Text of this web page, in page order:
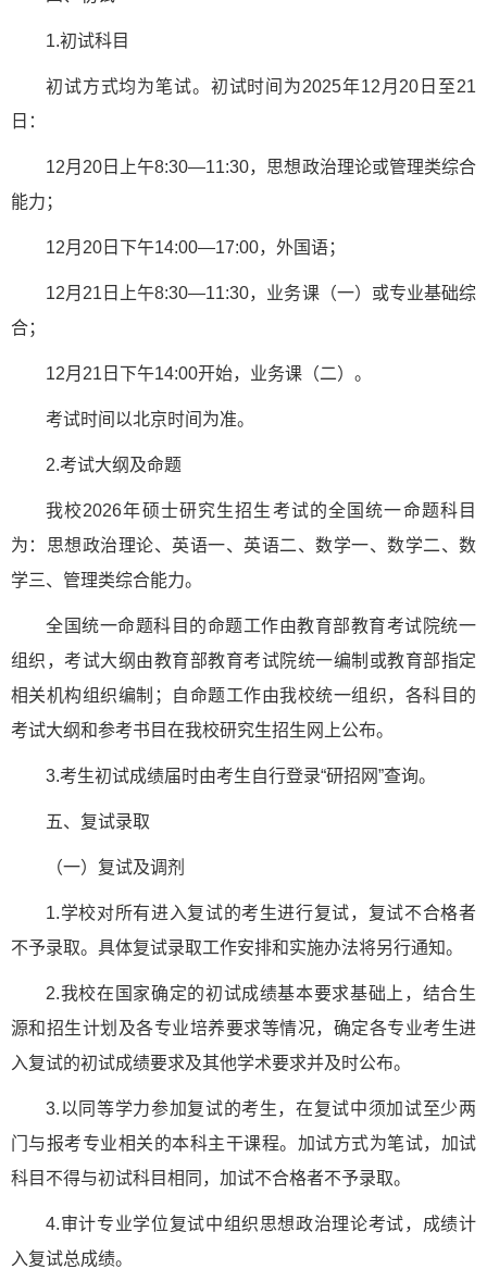
1.初试科目
初试方式均为笔试。初试时间为2025年12月20日至21
日：
12月20日上午8:30—11:30，思想政治理论或管理类综合
能力；
12月20日下午14:00—17:00，外国语；
12月21日上午8:30—11:30，业务课（一）或专业基础综
合；
12月21日下午14:00开始，业务课（二）。
考试时间以北京时间为准。
2.考试大纲及命题
我校2026年硕士研究生招生考试的全国统一命题科目
为：思想政治理论、英语一、英语二、数学一、数学二、数
学三、管理类综合能力。
全国统一命题科目的命题工作由教育部教育考试院统一
组织，考试大纲由教育部教育考试院统一编制或教育部指定
相关机构组织编制；自命题工作由我校统一组织，各科目的
考试大纲和参考书目在我校研究生招生网上公布。
3.考生初试成绩届时由考生自行登录“研招网”查询。
五、复试录取
（一）复试及调剂
1.学校对所有进入复试的考生进行复试，复试不合格者
不予录取。具体复试录取工作安排和实施办法将另行通知。
2.我校在国家确定的初试成绩基本要求基础上，结合生
源和招生计划及各专业培养要求等情况，确定各专业考生进
入复试的初试成绩要求及其他学术要求并及时公布。
3.以同等学力参加复试的考生，在复试中须加试至少两
门与报考专业相关的本科主干课程。加试方式为笔试，加试
科目不得与初试科目相同，加试不合格者不予录取。
4.审计专业学位复试中组织思想政治理论考试，成绩计
入复试总成绩。